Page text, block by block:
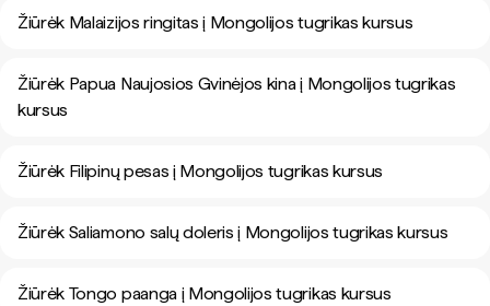
Žiūrėk Malaizijos ringitas į Mongolijos tugrikas kursus
Žiūrėk Papua Naujosios Gvinėjos kina į Mongolijos tugrikas
kursus
Žiūrėk Filipinų pesas į Mongolijos tugrikas kursus
Žiūrėk Saliamono salų doleris į Mongolijos tugrikas kursus
Žiūrėk Tongo paanga į Mongolijos tugrikas kursus